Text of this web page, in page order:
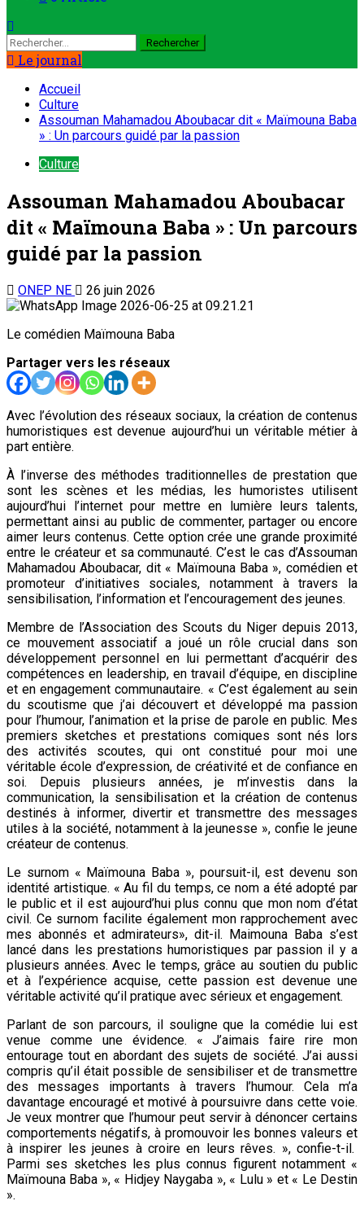
Le journal
Accueil
Culture
Assouman Mahamadou Aboubacar dit « Maïmouna Baba
» : Un parcours guidé par la passion
Culture
Assouman Mahamadou Aboubacar
dit « Maïmouna Baba » : Un parcours
guidé par la passion
ONEP NE 26 juin 2026
Le comédien Maïmouna Baba
Partager vers les réseaux
Avec l’évolution des réseaux sociaux, la création de contenus
humoristiques est devenue aujourd’hui un véritable métier à
part entière.
À l’inverse des méthodes traditionnelles de prestation que
sont les scènes et les médias, les humoristes utilisent
aujourd’hui l’internet pour mettre en lumière leurs talents,
permettant ainsi au public de commenter, partager ou encore
aimer leurs contenus. Cette option crée une grande proximité
entre le créateur et sa communauté. C’est le cas d’Assouman
Mahamadou Aboubacar, dit « Maïmouna Baba », comédien et
promoteur d’initiatives sociales, notamment à travers la
sensibilisation, l’information et l’encouragement des jeunes.
Membre de l’Association des Scouts du Niger depuis 2013,
ce mouvement associatif a joué un rôle crucial dans son
développement personnel en lui permettant d’acquérir des
compétences en leadership, en travail d’équipe, en discipline
et en engagement communautaire. « C’est également au sein
du scoutisme que j’ai découvert et développé ma passion
pour l’humour, l’animation et la prise de parole en public. Mes
premiers sketches et prestations comiques sont nés lors
des activités scoutes, qui ont constitué pour moi une
véritable école d’expression, de créativité et de confiance en
soi. Depuis plusieurs années, je m’investis dans la
communication, la sensibilisation et la création de contenus
destinés à informer, divertir et transmettre des messages
utiles à la société, notamment à la jeunesse », confie le jeune
créateur de contenus.
Le surnom « Maïmouna Baba », poursuit-il, est devenu son
identité artistique. « Au fil du temps, ce nom a été adopté par
le public et il est aujourd’hui plus connu que mon nom d’état
civil. Ce surnom facilite également mon rapprochement avec
mes abonnés et admirateurs», dit-il. Maimouna Baba s’est
lancé dans les prestations humoristiques par passion il y a
plusieurs années. Avec le temps, grâce au soutien du public
et à l’expérience acquise, cette passion est devenue une
véritable activité qu’il pratique avec sérieux et engagement.
Parlant de son parcours, il souligne que la comédie lui est
venue comme une évidence. « J’aimais faire rire mon
entourage tout en abordant des sujets de société. J’ai aussi
compris qu’il était possible de sensibiliser et de transmettre
des messages importants à travers l’humour. Cela m’a
davantage encouragé et motivé à poursuivre dans cette voie.
Je veux montrer que l’humour peut servir à dénoncer certains
comportements négatifs, à promouvoir les bonnes valeurs et
à inspirer les jeunes à croire en leurs rêves. », confie-t-il.
Parmi ses sketches les plus connus figurent notamment «
Maïmouna Baba », « Hidjey Naygaba », « Lulu » et « Le Destin
».